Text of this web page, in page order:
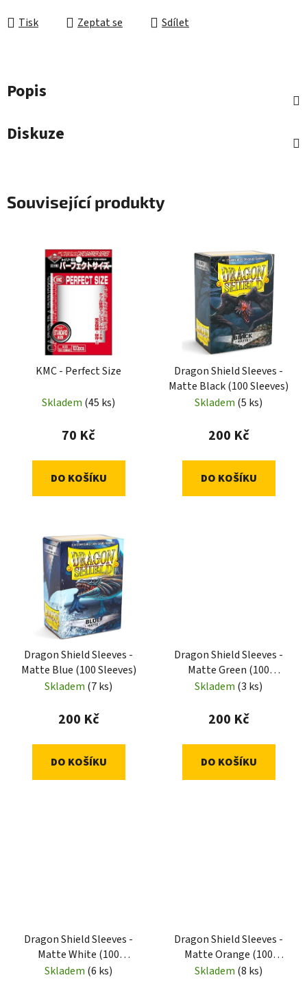
Tisk Zeptat se Sdílet
Popis
Diskuze
Související produkty
KMC - Perfect Size
Skladem (45 ks)
70 Kč
DO KOŠÍKU
Dragon Shield Sleeves -
Matte Black (100 Sleeves)
Skladem (5 ks)
200 Kč
DO KOŠÍKU
Dragon Shield Sleeves -
Matte Blue (100 Sleeves)
Skladem (7 ks)
200 Kč
DO KOŠÍKU
Dragon Shield Sleeves -
Matte Green (100
Sleeves)
Skladem (3 ks)
200 Kč
DO KOŠÍKU
Dragon Shield Sleeves -
Matte White (100
Sleeves)
Skladem (6 ks)
Dragon Shield Sleeves -
Matte Orange (100
Sleeves)
Skladem (8 ks)